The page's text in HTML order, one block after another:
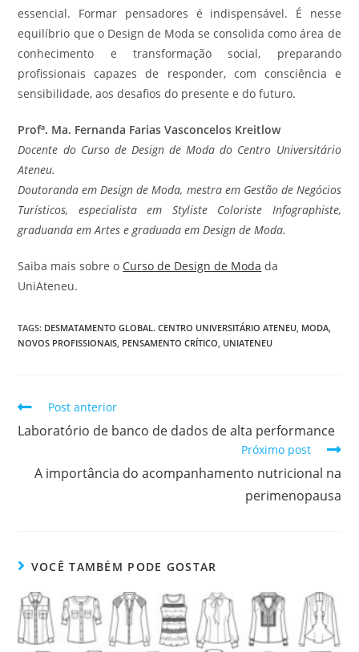
essencial. Formar pensadores é indispensável. É nesse
equilíbrio que o Design de Moda se consolida como área de
conhecimento e transformação social, preparando
profissionais capazes de responder, com consciência e
sensibilidade, aos desafios do presente e do futuro.
Profª. Ma. Fernanda Farias Vasconcelos Kreitlow
Docente do Curso de Design de Moda do Centro Universitário
Ateneu.
Doutoranda em Design de Moda, mestra em Gestão de Negócios
Turísticos, especialista em Styliste Coloriste Infographiste,
graduanda em Artes e graduada em Design de Moda.
Saiba mais sobre o Curso de Design de Moda da
UniAteneu.
TAGS: DESMATAMENTO GLOBAL. CENTRO UNIVERSITÁRIO ATENEU, MODA,
NOVOS PROFISSIONAIS, PENSAMENTO CRÍTICO, UNIATENEU
Post anterior
Laboratório de banco de dados de alta performance
Próximo post
A importância do acompanhamento nutricional na
perimenopausa
VOCÊ TAMBÉM PODE GOSTAR